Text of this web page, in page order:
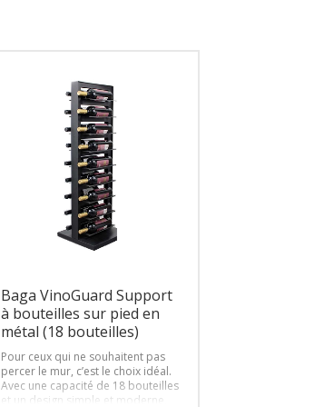
Baga VinoGuard Support
à bouteilles sur pied en
métal (18 bouteilles)
Pour ceux qui ne souhaitent pas
percer le mur, c’est le choix idéal.
Avec une capacité de 18 bouteilles
et un design simple et moderne,